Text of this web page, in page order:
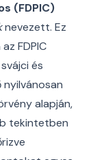
(FDPIC)
nevezett. Ez
FDPIC
és
nyilvánosan
alapján,
tekintetben